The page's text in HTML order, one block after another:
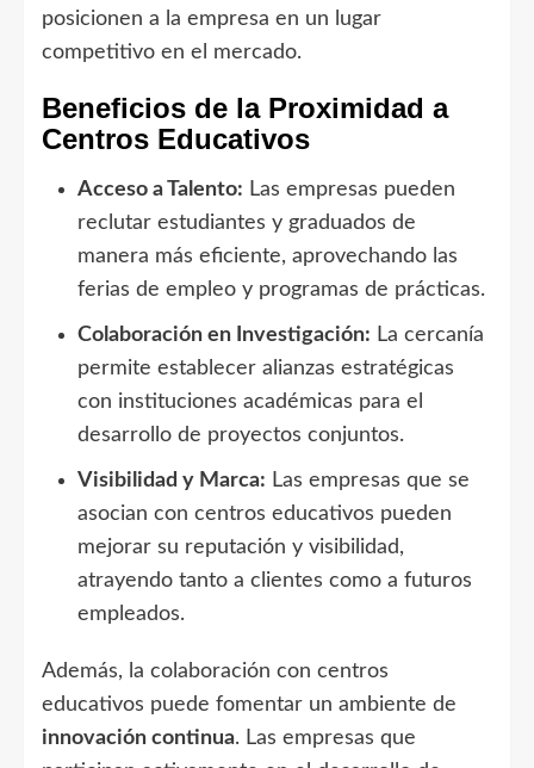
posicionen a la empresa en un lugar
competitivo en el mercado.
Beneficios de la Proximidad a
Centros Educativos
Acceso a Talento: Las empresas pueden
reclutar estudiantes y graduados de
manera más eficiente, aprovechando las
ferias de empleo y programas de prácticas.
Colaboración en Investigación: La cercanía
permite establecer alianzas estratégicas
con instituciones académicas para el
desarrollo de proyectos conjuntos.
Visibilidad y Marca: Las empresas que se
asocian con centros educativos pueden
mejorar su reputación y visibilidad,
atrayendo tanto a clientes como a futuros
empleados.
Además, la colaboración con centros
educativos puede fomentar un ambiente de
innovación continua. Las empresas que